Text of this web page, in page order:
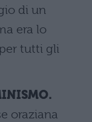
di un
era lo
tutti gli
oraziana